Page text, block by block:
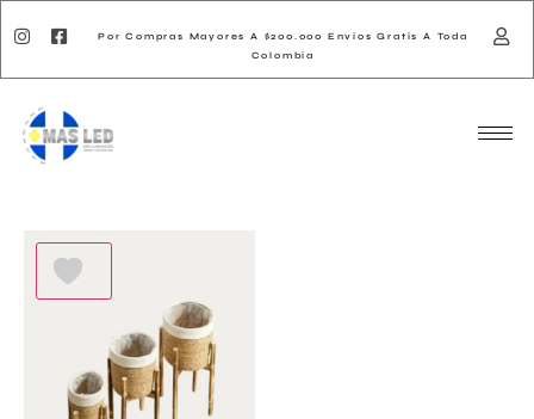
Por Compras Mayores A $200.000 Envios Gratis A Toda
Colombia